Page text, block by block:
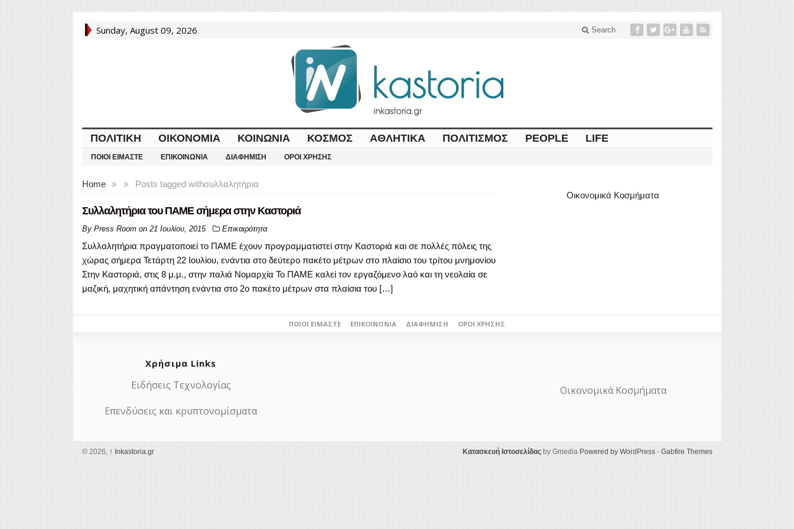
Sunday, August 09, 2026 Search
ΠΟΛΙΤΙΚΉ ΟΙΚΟΝΟΜΊΑ ΚΟΙΝΩΝΊΑ ΚΌΣΜΟΣ ΑΘΛΗΤΙΚΆ ΠΟΛΙΤΙΣΜΌΣ PEOPLE LIFE
ΠΟΙΟΙ ΕΊΜΑΣΤΕ ΕΠΙΚΟΙΝΩΝΊΑ ΔΙΑΦΉΜΙΣΗ ΌΡΟΙ ΧΡΉΣΗΣ
Home » Posts tagged with
» συλλαλητήρια
Συλλαλητήρια του ΠΑΜΕ σήμερα στην Καστοριά
By Press Roomon 21 Ιουλίου, 2015 Επικαιρότητα
Συλλαλητήρια πραγματοποιεί το ΠΑΜΕ έχουν προγραμματιστεί στην Καστοριά και σε πολλές πόλεις της
χώρας σήμερα Τετάρτη 22 Ιουλίου, ενάντια στο δεύτερο πακέτο μέτρων στο πλαίσιο του τρίτου μνημονίου
Στην Καστοριά, στις 8 μ.μ., στην παλιά Νομαρχία Το ΠΑΜΕ καλεί τον εργαζόμενο λαό και τη νεολαία σε
μαζική, μαχητική απάντηση ενάντια στο 2ο πακέτο μέτρων στα πλαίσια του […]
Οικονομικά Κοσμήματα
ΠΟΙΟΙ ΕΊΜΑΣΤΕ ΕΠΙΚΟΙΝΩΝΊΑ ΔΙΑΦΉΜΙΣΗ ΌΡΟΙ ΧΡΉΣΗΣ
Χρήσιμα Links
Ειδήσεις Τεχνολογίας
Επενδύσεις και κρυπτονομίσματα
Οικονομικά Κοσμήματα
© 2026, ↑ Ιnkastoria.gr Κατασκευή Ιστοσελίδαςby Gmedia Powered by WordPress- Gabfire Themes